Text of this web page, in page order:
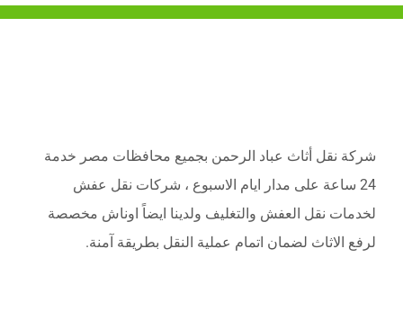
شركة نقل أثاث عباد الرحمن بجميع محافظات مصر خدمة
24 ساعة على مدار ايام الاسبوع ، شركات نقل عفش
لخدمات نقل العفش والتغليف ولدينا ايضاً اوناش مخصصة
لرفع الاثاث لضمان اتمام عملية النقل بطريقة آمنة.